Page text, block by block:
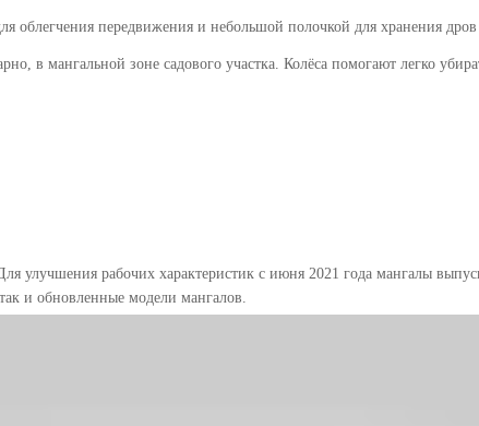
облегчения передвижения и небольшой полочкой для хранения
в мангальной зоне садового участка. Колёса помогают легко
улучшения рабочих характеристик с июня 2021 года мангалы
и обновленные модели мангалов.